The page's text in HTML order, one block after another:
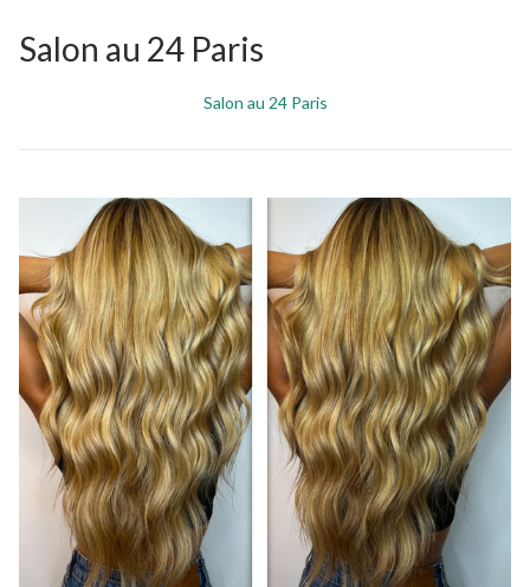
Salon au 24 Paris
Salon au 24 Paris